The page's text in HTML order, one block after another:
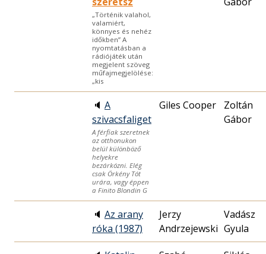
„Történik valahol,
valamiért,
könnyes és nehéz
időkben” A
nyomtatásban a
rádiójáték után
megjelent szöveg
műfajmegjelölése:
„kis
🔈 A
szivacsfaliget
A férfiak szeretnek
az otthonukon
belül különböző
helyekre
bezárkózni. Elég
csak Örkény Tót
urára, vagy éppen
a Finito Blondin G
Giles Cooper
Zoltán
Gábor
🔈 Az arany
róka (1987)
Jerzy
Andrzejewski
Vadász
Gyula